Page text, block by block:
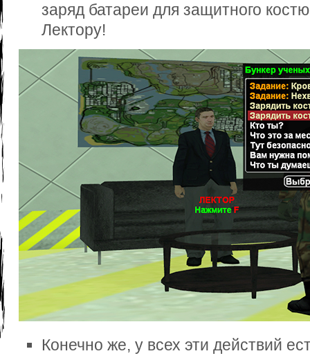
заряд батареи для защитного
Лектору!
Конечно же, у всех эти действий